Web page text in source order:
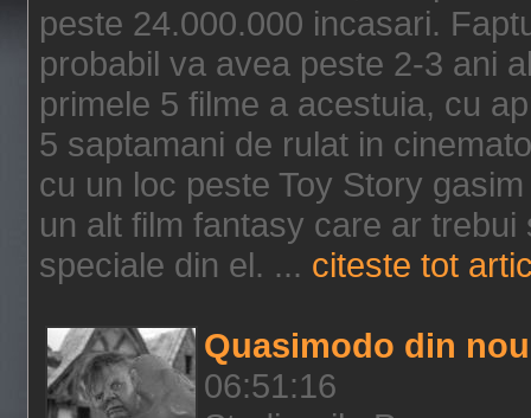
peste 24.000.000 incasari.
probabil va avea peste 2-3 ani
primele 5 filme a acestuia, cu
5 saptamani de rulat in
cu un loc peste Toy Story
un alt film fantasy care ar
speciale din el. ... citeste tot
Quasimodo din
06:51:16